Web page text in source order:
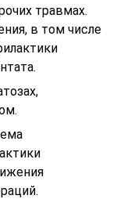
травмах.
в том числе